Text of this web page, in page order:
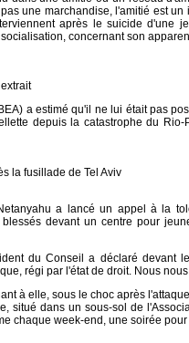
une marchandise, l'amitié est
après le suicide
concernant son
a estimé qu'il ne lui était pas
depuis la catastrophe du
la fusillade de Tel Aviv
a lancé un appel à la
devant un centre pour
du Conseil a déclaré devant
régi par l'état de droit. Nous
à elle, sous le choc après
situé dans un sous-sol de
chaque week-end, une soirée